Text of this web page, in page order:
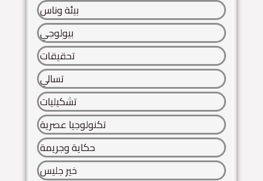
بيئة وناس
بيولوجي
تحقيقات
تسالي
تشكيليات
تكنولوجيا عصرية
حكاية وجريمة
خير جليس